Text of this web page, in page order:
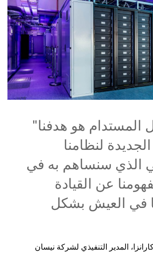
"المستقبل المستدام هو هدفنا
لنظامنا
الذي سنساهم به في
عن القيادة
في العيش بشكل
المدير التنفيذي لشركة نيسان